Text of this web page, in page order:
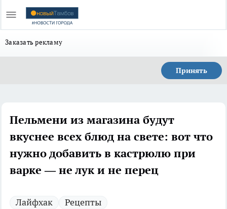
Заказать рекламу
Принять
Пельмени из магазина будут
вкуснее всех блюд на свете: вот что
нужно добавить в кастрюлю при
варке — не лук и не перец
Лайфхак Рецепты